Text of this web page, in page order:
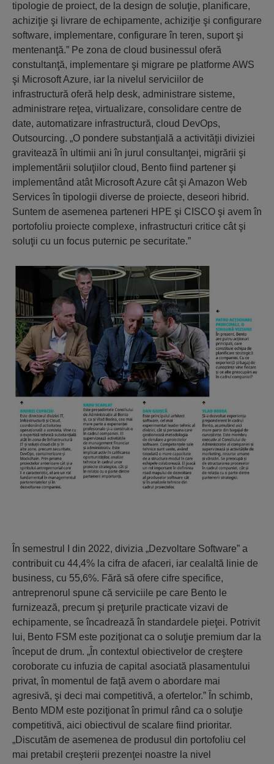
tipologie de proiect, de la design de soluţie, planificare,
achiziţie şi livrare de echipamente, achiziţie şi configurare
software, implementare, configurare în teren, suport şi
mentenanţă.” Pe zona de cloud businessul oferă
constultanţă, implementare şi migrare pe platforme AWS
şi Microsoft Azure, iar la nivelul serviciilor de
infrastructură oferă help desk, administrare sisteme,
administrare reţea, virtualizare, consolidare centre de
date, automatizare infrastructură, cloud DevOps,
Outsourcing. „O pondere substanţială a activităţii diviziei
gravitează în ultimii ani în jurul consultanţei, migrării şi
implementării soluţiilor cloud, Bento fiind partener şi
implementând atât Microsoft Azure cât şi Amazon Web
Services în tipologii diverse de proiecte, deseori hibrid.
Suntem de asemenea parteneri HPE şi CISCO şi avem în
portofoliu proiecte complexe, infrastructuri critice cât şi
soluţii cu un focus puternic pe securitate.”
În semestrul I din 2022, divizia „Dezvoltare Software” a
contribuit cu 44,4% la cifra de afaceri, iar cealaltă linie de
business, cu 55,6%. Fără să ofere cifre specifice,
antreprenorul spune că serviciile pe care Bento le
furnizează, precum şi preţurile practicate vizavi de
echipamente, se încadrează în standardele pieţei. Potrivit
lui, Bento FSM este poziţionat ca o soluţie premium dar la
început de drum. „În contextul obiectivelor de creştere
coroborate cu infuzia de capital asociată plasamentului
privat, în momentul de faţă avem o abordare mai
agresivă, şi deci mai competitivă, a ofertelor.” În schimb,
Bento MDM este poziţionat în primul rând ca o soluţie
competitivă, aici obiectivul de scalare fiind prioritar.
„Discutăm de asemenea de produsul din portofoliu cel
mai pretabil creşterii prezenţei noastre la nivel